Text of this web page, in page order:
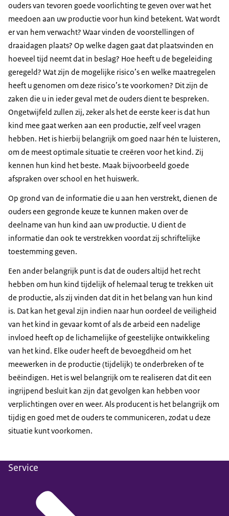
ouders van tevoren goede voorlichting te geven over wat het
meedoen aan uw productie voor hun kind betekent. Wat wordt
er van hem verwacht? Waar vinden de voorstellingen of
draaidagen plaats? Op welke dagen gaat dat plaatsvinden en
hoeveel tijd neemt dat in beslag? Hoe heeft u de begeleiding
geregeld? Wat zijn de mogelijke risico’s en welke maatregelen
heeft u genomen om deze risico’s te voorkomen? Dit zijn de
zaken die u in ieder geval met de ouders dient te bespreken.
Ongetwijfeld zullen zij, zeker als het de eerste keer is dat hun
kind mee gaat werken aan een productie, zelf veel vragen
hebben. Het is hierbij belangrijk om goed naar hén te luisteren,
om de meest optimale situatie te creëren voor het kind. Zij
kennen hun kind het beste. Maak bijvoorbeeld goede
afspraken over school en het huiswerk.
Op grond van de informatie die u aan hen verstrekt, dienen de
ouders een gegronde keuze te kunnen maken over de
deelname van hun kind aan uw productie. U dient de
informatie dan ook te verstrekken voordat zij schriftelijke
toestemming geven.
Een ander belangrijk punt is dat de ouders altijd het recht
hebben om hun kind tijdelijk of helemaal terug te trekken uit
de productie, als zij vinden dat dit in het belang van hun kind
is. Dat kan het geval zijn indien naar hun oordeel de veiligheid
van het kind in gevaar komt of als de arbeid een nadelige
invloed heeft op de lichamelijke of geestelijke ontwikkeling
van het kind. Elke ouder heeft de bevoegdheid om het
meewerken in de productie (tijdelijk) te onderbreken of te
beëindigen. Het is wel belangrijk om te realiseren dat dit een
ingrijpend besluit kan zijn dat gevolgen kan hebben voor
verplichtingen over en weer. Als producent is het belangrijk om
tijdig en goed met de ouders te communiceren, zodat u deze
situatie kunt voorkomen.
Service